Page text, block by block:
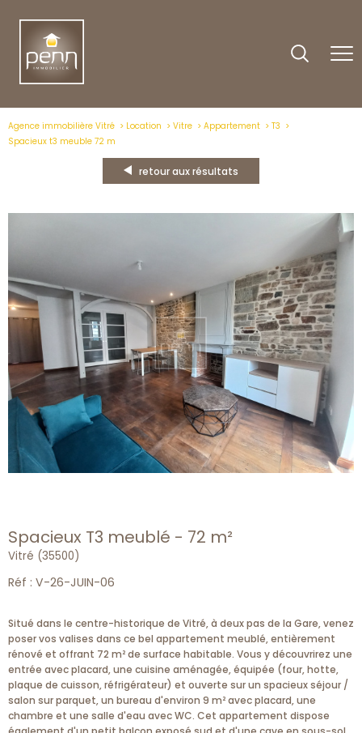
Agence immobilière Vitré Location Vitre Appartement
T3
Spacieux t3 meuble 72 m
retour aux résultats
Spacieux T3 meublé - 72 m²
Vitré (35500)
Réf : V-26-JUIN-06
Situé dans le centre-historique de Vitré, à deux pas de la Gare, venez
poser vos valises dans ce bel appartement meublé, entièrement
rénové et offrant 72 m² de surface habitable. Vous y découvrirez une
entrée avec placard, une cuisine aménagée, équipée (four, hotte,
plaque de cuisson, réfrigérateur) et ouverte sur un spacieux séjour /
salon sur parquet, un bureau d'environ 9 m² avec placard, une
chambre et une salle d'eau avec WC. Cet appartement dispose